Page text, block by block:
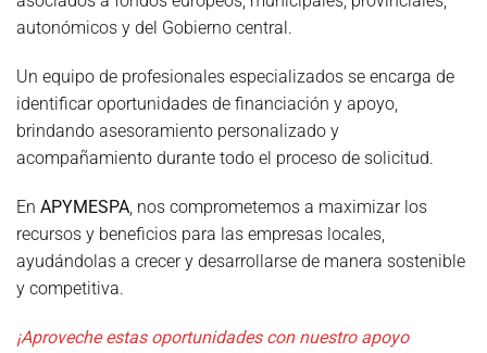
autonómicos y del Gobierno central.
Un equipo de profesionales especializados se encarga de
identificar oportunidades de financiación y apoyo,
brindando asesoramiento personalizado y
acompañamiento durante todo el proceso de solicitud.
En APYMESPA, nos comprometemos a maximizar los
recursos y beneficios para las empresas locales,
ayudándolas a crecer y desarrollarse de manera sostenible
y competitiva.
¡Aproveche estas oportunidades con nuestro apoyo